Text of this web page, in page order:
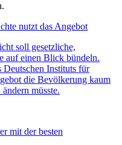
nutzt das Angebot
soll gesetzliche,
auf einen Blick bündeln.
Instituts für
die Bevölkerung kaum
müsste.
mit der besten